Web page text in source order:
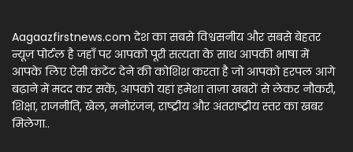
Aagaazfirstnews.com देश का सबसे विश्वसनीय और सबसे बेहतर
न्यूज़ पोर्टल है जहाँ पर आपको पूरी सत्यता के साथ आपकी भाषा में
आपके लिए ऐसी कंटेंट देने की कोशिश करता है जो आपको हरपल आगे
बढ़ाने में मदद कर सकें, आपको यहां हमेशा ताज़ा खबरों से लेकर नौकरी,
शिक्षा, राजनीति, खेल, मनोरंजन, राष्ट्रीय और अंतराष्ट्रीय स्तर का खबर
मिलेगा..